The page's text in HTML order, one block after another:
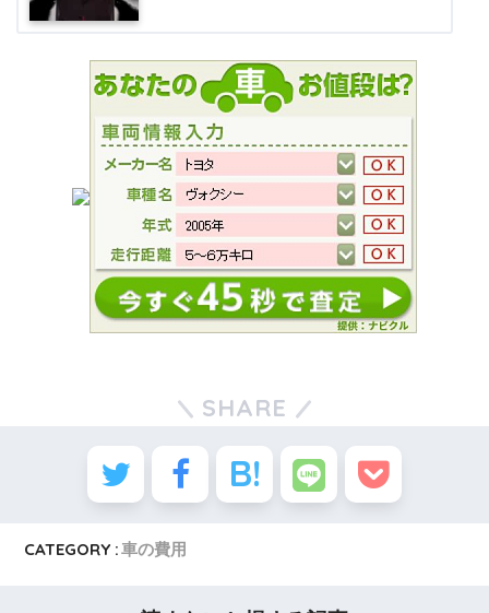
SHARE
CATEGORY :車の費用